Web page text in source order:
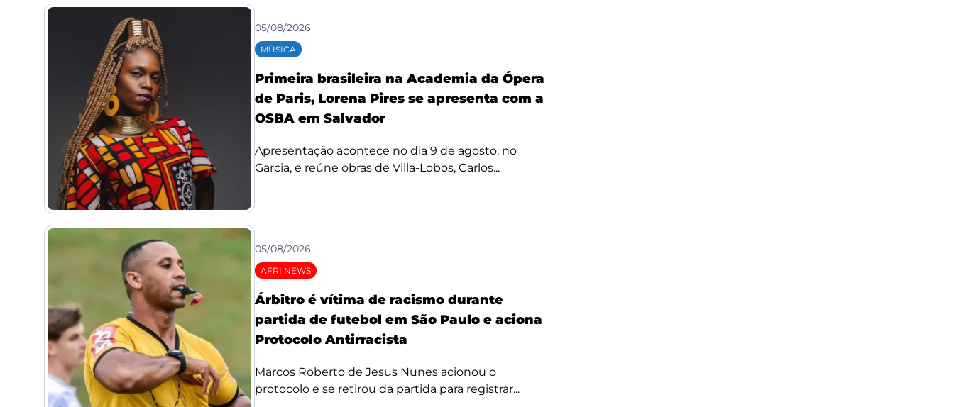
05/08/2026
MÚSICA
Primeira brasileira na Academia da Ópera
de Paris, Lorena Pires se apresenta com a
OSBA em Salvador
Apresentação acontece no dia 9 de agosto, no
Garcia, e reúne obras de Villa-Lobos, Carlos...
05/08/2026
AFRI NEWS
Árbitro é vítima de racismo durante
partida de futebol em São Paulo e aciona
Protocolo Antirracista
Marcos Roberto de Jesus Nunes acionou o
protocolo e se retirou da partida para registrar...